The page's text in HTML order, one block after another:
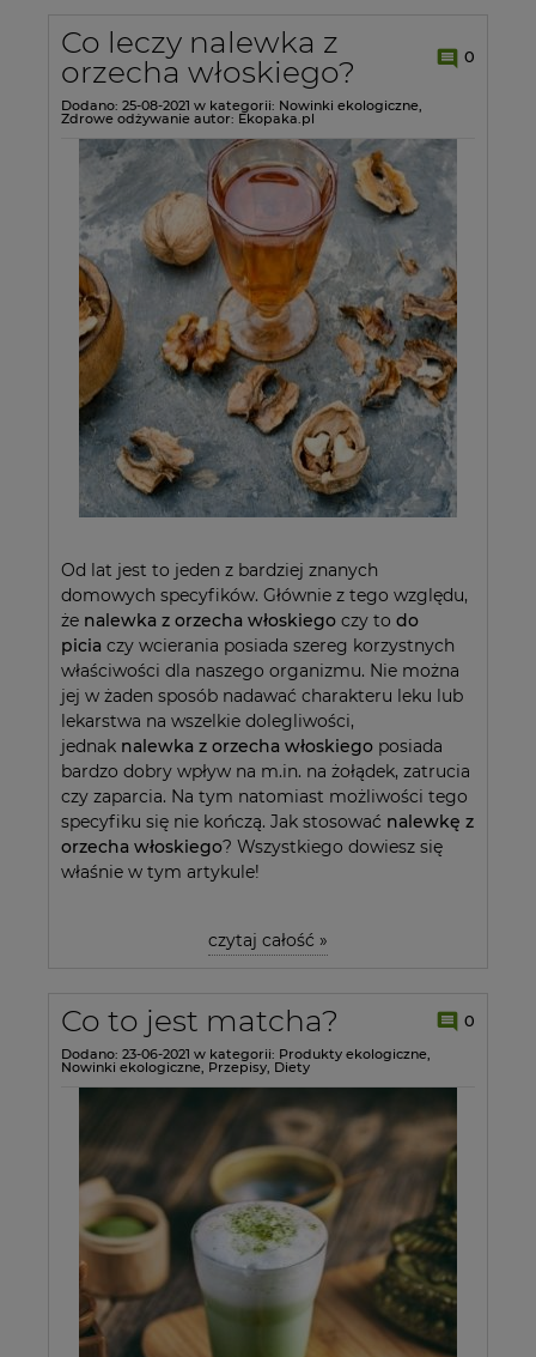
Co leczy nalewka z
orzecha włoskiego?
0
Dodano: 25-08-2021 w kategorii: Nowinki ekologiczne,
Zdrowe odżywanie autor: Ekopaka.pl
Od lat jest to jeden z bardziej znanych
domowych specyfików. Głównie z tego względu,
że nalewka z orzecha włoskiego czy to do
picia czy wcierania posiada szereg korzystnych
właściwości dla naszego organizmu. Nie można
jej w żaden sposób nadawać charakteru leku lub
lekarstwa na wszelkie dolegliwości,
jednak nalewka z orzecha włoskiego posiada
bardzo dobry wpływ na m.in. na żołądek, zatrucia
czy zaparcia. Na tym natomiast możliwości tego
specyfiku się nie kończą. Jak stosować nalewkę z
orzecha włoskiego? Wszystkiego dowiesz się
właśnie w tym artykule!
czytaj całość »
Co to jest matcha? 0
Dodano: 23-06-2021 w kategorii: Produkty ekologiczne,
Nowinki ekologiczne, Przepisy, Diety